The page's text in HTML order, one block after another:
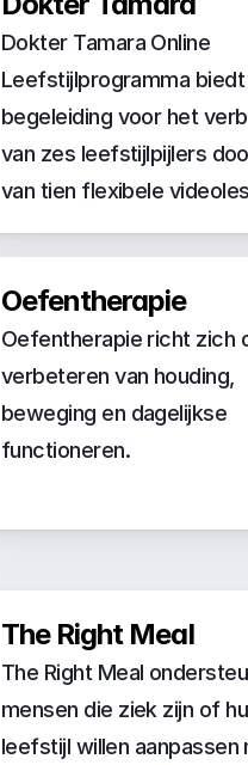
Dokter Tamara Online
Leefstijlprogramma biedt
begeleiding voor het
van zes leefstijlpijlers
van tien flexibele
Oefentherapie
Oefentherapie richt zich
verbeteren van houding,
beweging en dagelijkse
functioneren.
The Right Meal
The Right Meal
mensen die ziek zijn of
leefstijl willen aanpassen